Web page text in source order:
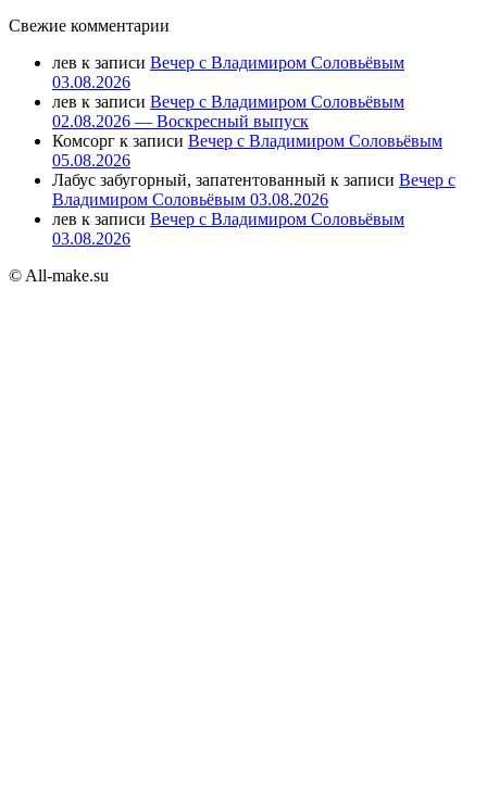
Свежие комментарии
лев к записи Вечер с Владимиром Соловьёвым
03.08.2026
лев к записи Вечер с Владимиром Соловьёвым
02.08.2026 — Воскресный выпуск
Комсорг к записи Вечер с Владимиром Соловьёвым
05.08.2026
Лабус забугорный, запатентованный к записи Вечер с
Владимиром Соловьёвым 03.08.2026
лев к записи Вечер с Владимиром Соловьёвым
03.08.2026
© All-make.su